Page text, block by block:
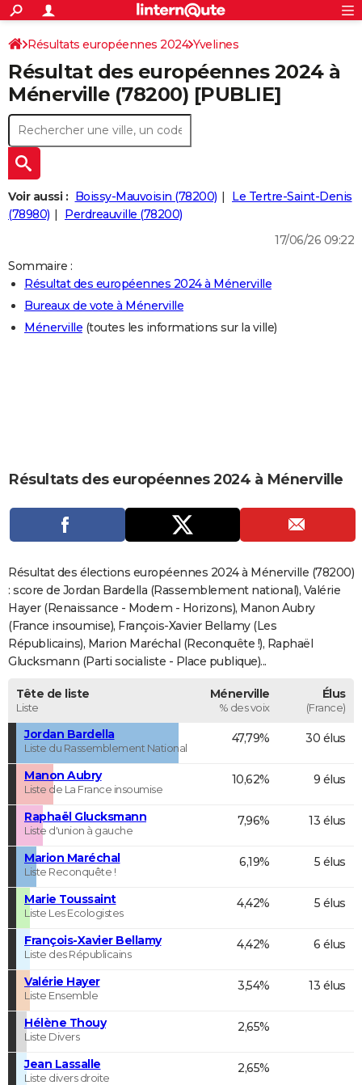
ACTUALITÉS
Politique
Société
Faits Divers
Education
Monde
Villes
+
SPORT
Coupe du monde 2026
Football
Tennis
Cyclisme
Rugby
Forum
CULTURE
Programme TV
TNT
Streaming
Cinéma
Sorties cinéma
Musique
+
FINANCE
Retraite
Impôts
Epargne
Immobilier
Risques naturels par ville
Banque
Assurance
Crédit
AUTO
Essais
Réserver un essai
Citadines
Berlines
SUV
Forum auto
+
HIGH-TECH
Mobiles
Meilleur smartphone
Internet
Ordinateurs
Jeux vidéo
Guide high-tech
+
BRICOLAGE
Guides de France
Escapades
Patrimoine
Expositions
Musées
Week-end nature
LIFESTYLE
Art de vivre
Bien-être
Loisirs
Mode
Modes de vie
CARTE DE VOEUX
Carte de Noël
Carte Bonne année
Carte Saint-Valentin
Carte Pâques
Carte d'anniversaire
DICTIONNAIRE
Dictionnaire
Biographies
Citations
Expressions
Proverbes
PROGRAMME TV
COPAINS D'AVANT
S'inscrire
Se connecter
Lycées
Collèges
Primaires
Universités
Entreprises
Service militaire
Avis de recherche
AVIS DE DÉCÈS
FORUM
S'inscrire
Connexion
Résultats européennes 2024 Yvelines
Résultat des européennes 2024 à
Ménerville (78200) [PUBLIE]
Voir aussi : Boissy-Mauvoisin (78200)
Le Tertre-Saint-Denis
(78980)
Perdreauville (78200)
17/06/26 09:22
Sommaire :
Résultat des européennes 2024 à Ménerville
Bureaux de vote à Ménerville
Ménerville (toutes les informations sur la ville)
Résultats des européennes 2024 à Ménerville
Résultat des élections européennes 2024 à Ménerville (78200)
: score de Jordan Bardella (Rassemblement national), Valérie
Hayer (Renaissance - Modem - Horizons), Manon Aubry
(France insoumise), François-Xavier Bellamy (Les
Républicains), Marion Maréchal (Reconquête !), Raphaël
Glucksmann (Parti socialiste - Place publique)...
Tête de liste
Liste
Ménerville
% des voix
Élus
(France)
Jordan Bardella
Liste du Rassemblement National
47,79% 30 élus
Manon Aubry
Liste de La France insoumise
10,62% 9 élus
Raphaël Glucksmann
Liste d'union à gauche
7,96% 13 élus
Marion Maréchal
Liste Reconquête !
6,19% 5 élus
Marie Toussaint
Liste Les Ecologistes
4,42% 5 élus
François-Xavier Bellamy
Liste des Républicains
4,42% 6 élus
Valérie Hayer
Liste Ensemble
3,54% 13 élus
Hélène Thouy
Liste Divers
2,65%
Jean Lassalle
Liste divers droite
2,65%